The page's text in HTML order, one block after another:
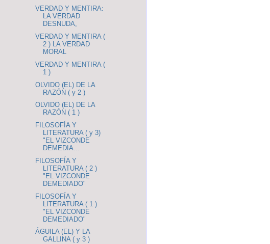
VERDAD Y MENTIRA:
LA VERDAD
DESNUDA,
VERDAD Y MENTIRA (
2 ) LA VERDAD
MORAL
VERDAD Y MENTIRA (
1 )
OLVIDO (EL) DE LA
RAZÓN ( y 2 )
OLVIDO (EL) DE LA
RAZÓN ( 1 )
FILOSOFÍA Y
LITERATURA ( y 3)
"EL VIZCONDE
DEMEDIA...
FILOSOFÍA Y
LITERATURA ( 2 )
"EL VIZCONDE
DEMEDIADO"
FILOSOFÍA Y
LITERATURA ( 1 )
"EL VIZCONDE
DEMEDIADO"
ÁGUILA (EL) Y LA
GALLINA ( y 3 )